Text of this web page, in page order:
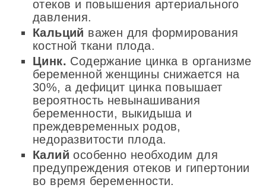
отеков и повышения артериального
давления.
Кальций важен для формирования
костной ткани плода.
Цинк. Содержание цинка в организме
беременной женщины снижается на
30%, а дефицит цинка повышает
вероятность невынашивания
беременности, выкидыша и
преждевременных родов,
недоразвитости плода.
Калийособенно необходим для
предупреждения отеков и гипертонии
во время беременности.